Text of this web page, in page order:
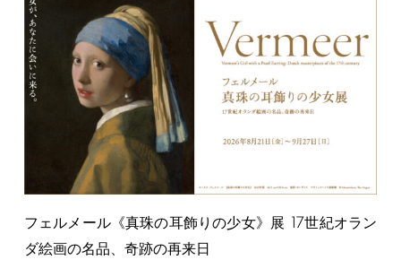
フェルメール《真珠の耳飾りの少女》展 17世紀オラン
ダ絵画の名品、奇跡の再来日